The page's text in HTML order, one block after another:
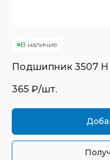
В наличие
Подшипник 3507 Н
365 ₽/шт.